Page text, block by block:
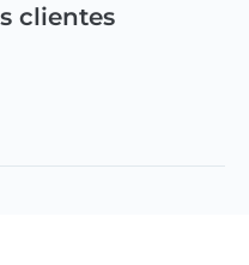
clientes